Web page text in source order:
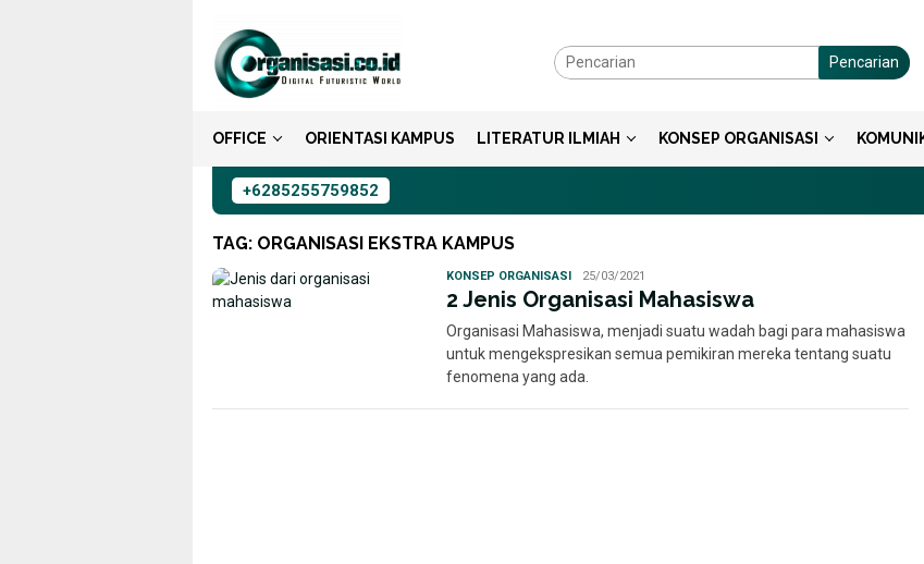
konten
Pencarian
OFFICE ORIENTASI KAMPUS LITERATUR ILMIAH KONSEP ORGANISASI
+6285255759852
TAG: ORGANISASI EKSTRA KAMPUS
KONSEP ORGANISASIAyu25/03/2021
2 Jenis Organisasi Mahasiswa
Organisasi Mahasiswa, menjadi suatu wadah bagi para mahasiswa
untuk mengekspresikan semua pemikiran mereka tentang suatu
fenomena yang ada.